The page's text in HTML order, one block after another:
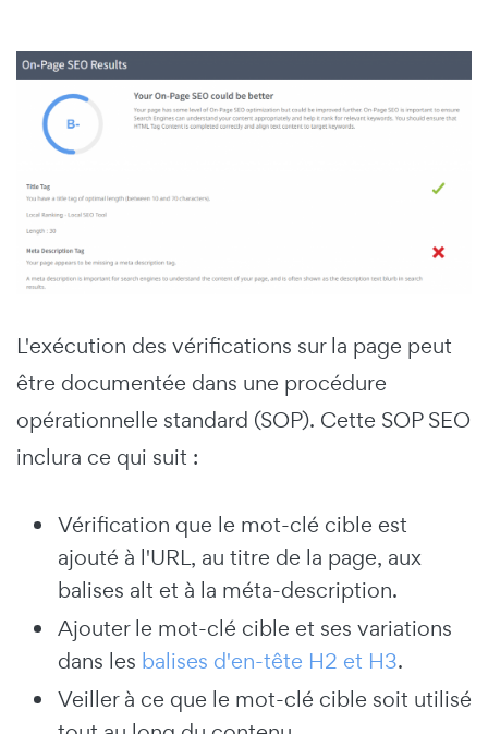
L'exécution des vérifications sur la page peut
être documentée dans une procédure
opérationnelle standard (SOP). Cette SOP SEO
inclura ce qui suit :
Vérification que le mot-clé cible est
ajouté à l'URL, au titre de la page, aux
balises alt et à la méta-description.
Ajouter le mot-clé cible et ses variations
dans les balises d'en-tête H2 et H3.
Veiller à ce que le mot-clé cible soit utilisé